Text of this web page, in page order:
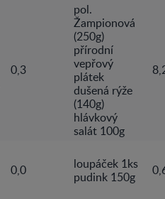
0,3
pol.
Žampionová
(250g)
přírodní
vepřový
plátek
dušená rýže
(140g)
hlávkový
salát 100g
0,0
loupáček 1ks
pudink 150g